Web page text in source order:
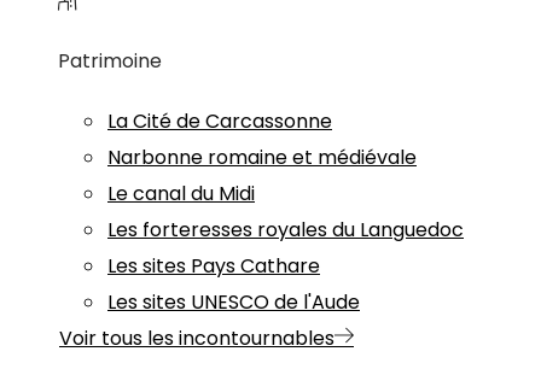
Patrimoine
La Cité de Carcassonne
Narbonne romaine et médiévale
Le canal du Midi
Les forteresses royales du Languedoc
Les sites Pays Cathare
Les sites UNESCO de l'Aude
Voir tous les incontournables